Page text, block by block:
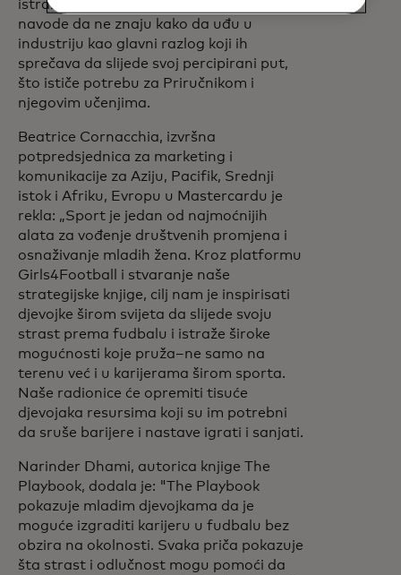
istraživanju i koje žele da rade u sportu
navode da ne znaju kako da uđu u
industriju kao glavni razlog koji ih
sprečava da slijede svoj percipirani put,
što ističe potrebu za Priručnikom i
njegovim učenjima.
Beatrice Cornacchia, izvršna
potpredsjednica za marketing i
komunikacije za Aziju, Pacifik, Srednji
istok i Afriku, Evropu u Mastercardu je
rekla: „Sport je jedan od najmoćnijih
alata za vođenje društvenih promjena i
osnaživanje mladih žena. Kroz platformu
Girls4Football i stvaranje naše
strategijske knjige, cilj nam je inspirisati
djevojke širom svijeta da slijede svoju
strast prema fudbalu i istraže široke
mogućnosti koje pruža–ne samo na
terenu već i u karijerama širom sporta.
Naše radionice će opremiti tisuće
djevojaka resursima koji su im potrebni
da sruše barijere i nastave igrati i sanjati.
Narinder Dhami, autorica knjige The
Playbook, dodala je: "The Playbook
pokazuje mladim djevojkama da je
moguće izgraditi karijeru u fudbalu bez
obzira na okolnosti. Svaka priča pokazuje
šta strast i odlučnost mogu pomoći da